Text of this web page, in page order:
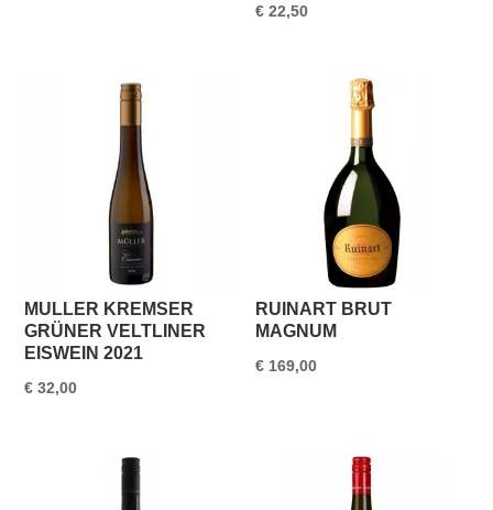
€ 22,50
MULLER KREMSER
GRÜNER VELTLINER
EISWEIN 2021
€ 32,00
RUINART BRUT
MAGNUM
€ 169,00